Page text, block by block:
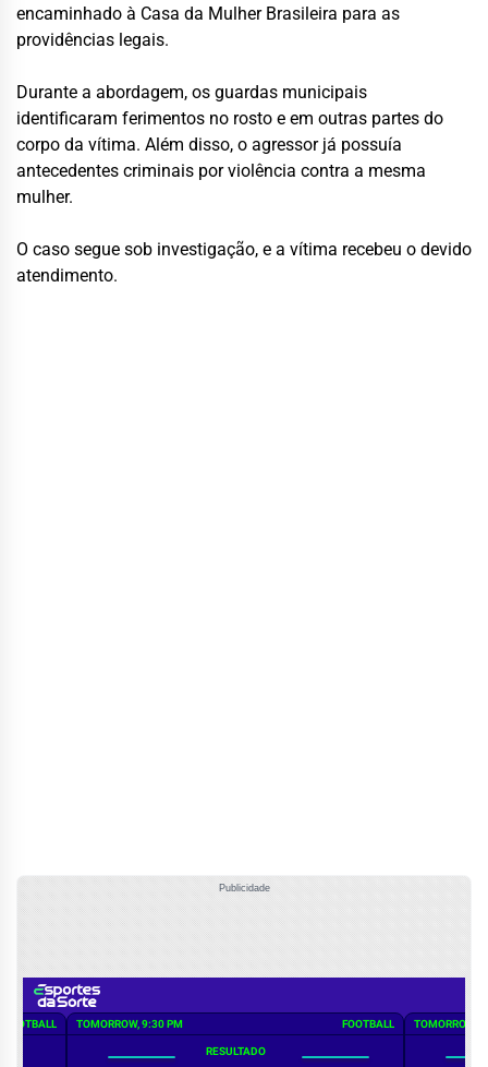
encaminhado à Casa da Mulher Brasileira para as
providências legais.
Durante a abordagem, os guardas municipais
identificaram ferimentos no rosto e em outras partes do
corpo da vítima. Além disso, o agressor já possuía
antecedentes criminais por violência contra a mesma
mulher.
O caso segue sob investigação, e a vítima recebeu o devido
atendimento.
Publicidade